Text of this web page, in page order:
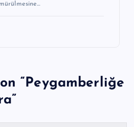
“Peygamberliğe
”